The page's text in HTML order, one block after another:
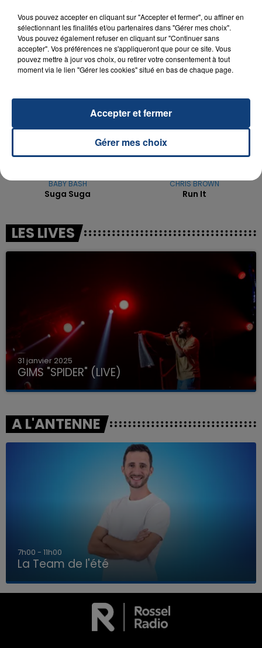
LA TEAM DE L'ÉTÉ
excuses.
TITRES DIFFUSÉS
21h00
21h00
BABY BASH
Suga Suga
20h56
20h56
CHRIS BROWN
Run It
LES LIVES
31 janvier 2025
GIMS "SPIDER" (LIVE)
A L'ANTENNE
7h00 - 11h00
La Team de l'été
Vous pouvez accepter en cliquant sur "Accepter et fermer", ou affiner en
sélectionnant les finalités et/ou partenaires dans "Gérer mes choix".
Vous pouvez également refuser en cliquant sur "Continuer sans
accepter". Vos préférences ne s'appliqueront que pour ce site. Vous
pouvez mettre à jour vos choix, ou retirer votre consentement à tout
moment via le lien "Gérer les cookies" situé en bas de chaque page.
Gérer mes choix
Accepter et fermer